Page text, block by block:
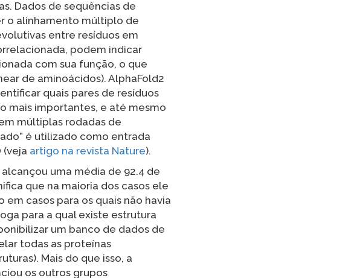
Dados de sequências de
o alinhamento múltiplo de
entre resíduos em
podem indicar
com sua função, o que
de aminoácidos). AlphaFold2
quais pares de resíduos
mais importantes, e até mesmo
múltiplas rodadas de
é utilizado como entrada
(veja artigo na revista Nature).
uma média de 92.4 de
que na maioria dos casos ele
casos para os quais não havia
para a qual existe estrutura
um banco de dados de
todas as proteínas
Mais do que isso, a
os outros grupos